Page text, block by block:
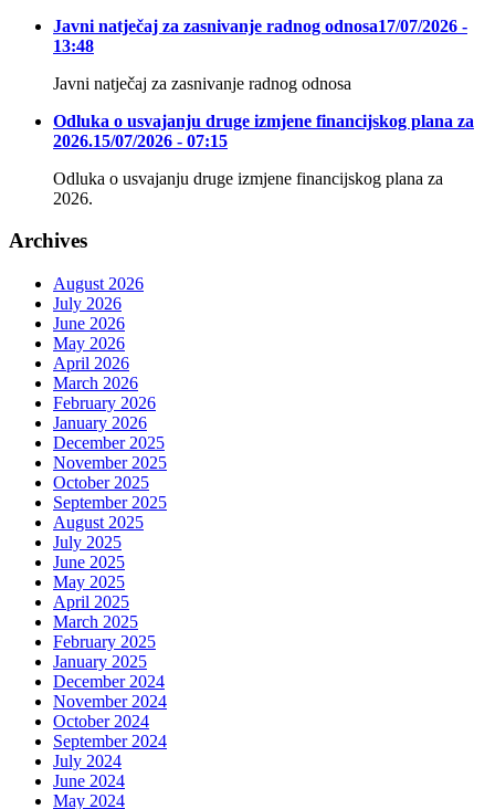
Javni natječaj za zasnivanje radnog odnosa17/07/2026 -
13:48
Javni natječaj za zasnivanje radnog odnosa
Odluka o usvajanju druge izmjene financijskog plana za
2026.15/07/2026 - 07:15
Odluka o usvajanju druge izmjene financijskog plana za
2026.
Archives
August 2026
July 2026
June 2026
May 2026
April 2026
March 2026
February 2026
January 2026
December 2025
November 2025
October 2025
September 2025
August 2025
July 2025
June 2025
May 2025
April 2025
March 2025
February 2025
January 2025
December 2024
November 2024
October 2024
September 2024
July 2024
June 2024
May 2024